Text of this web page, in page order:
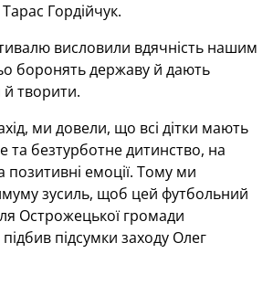
Гордійчук.
висловили вдячність нашим
боронять державу й дають
творити.
ми довели, що всі дітки мають
та безтурботне дитинство, на
позитивні емоції. Тому ми
зусиль, щоб цей футбольний
Острожецької громади
підсумки заходу Олег